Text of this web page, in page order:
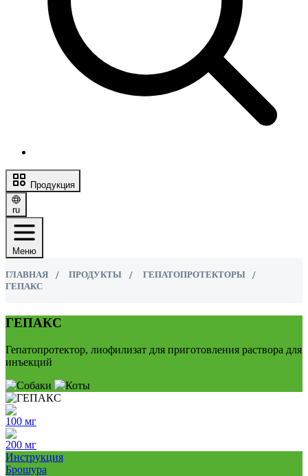
Продукция
ru
Меню
ГЛАВНАЯ ПРОДУКТЫ
ГЕПАТОПРОТЕКТОРЫ
ГЕПАКС
ГЕПАКС
Гепатопротектор, лиофилизат для приготовления раствора для
инъекций
100 мг
200 мг
Инструкция
Брошура